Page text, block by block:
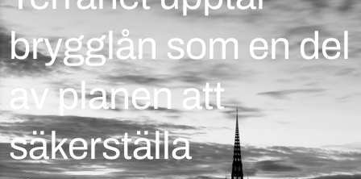
brygglån som en del
av planen att
säkerställa